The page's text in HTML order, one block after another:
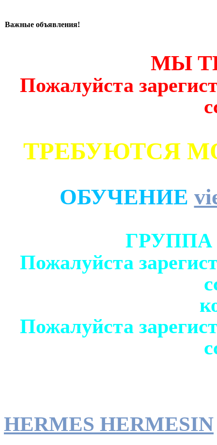
Важные объявления!
МЫ
Пожалуйста
ТРЕБУЮТСЯ
ОБУЧЕНИЕ
Пожалуйста
Пожалуйста
HERMES HERMESIN